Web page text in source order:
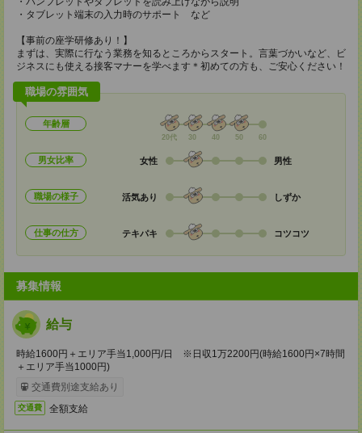
・タブレット端末の入力時のサポート など
【事前の座学研修あり！】
まずは、実際に行なう業務を知るところからスタート。言葉づかいなど、ビ
ジネスにも使える接客マナーを学べます＊初めての方も、ご安心ください！
職場の雰囲気
年齢層
20代 30 40 50 60
男女比率 女性 男性
職場の様子 活気あり しずか
仕事の仕方 テキパキ コツコツ
募集情報
給与
時給1600円＋エリア手当1,000円/日 ※日収1万2200円(時給1600円×7時間
＋エリア手当1000円)
交通費別途支給あり
交通費 全額支給